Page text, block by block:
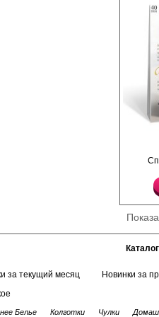
силиконе,
усиленный
Эластан 13%
Каталог
за текущий месяц Новинки за
Белье Колготки Чулки